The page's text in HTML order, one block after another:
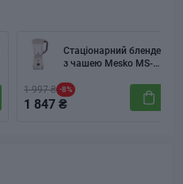
Стаціонарний блендер
з чашею Mesko MS-
1 997 ₴ -8%
1 847 ₴